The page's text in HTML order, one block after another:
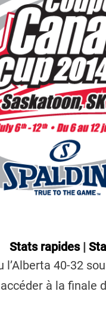
Stats rapides |
l’Alberta 40-32
à la finale